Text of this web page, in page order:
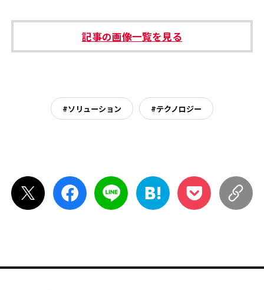
記事の画像一覧を見る
#ソリューション #テクノロジー